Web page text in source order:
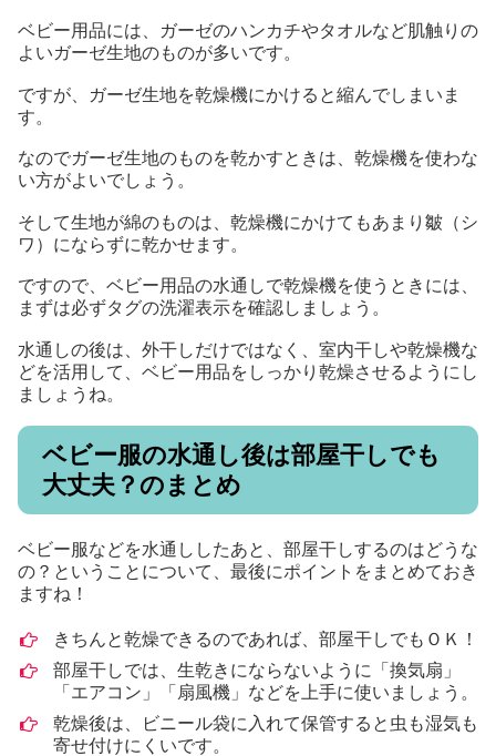
ベビー用品には、ガーゼのハンカチやタオルなど肌触りの
よいガーゼ生地のものが多いです。
ですが、ガーゼ生地を乾燥機にかけると縮んでしまいま
す。
なのでガーゼ生地のものを乾かすときは、乾燥機を使わな
い方がよいでしょう。
そして生地が綿のものは、乾燥機にかけてもあまり皺（シ
ワ）にならずに乾かせます。
ですので、ベビー用品の水通しで乾燥機を使うときには、
まずは必ずタグの洗濯表示を確認しましょう。
水通しの後は、外干しだけではなく、室内干しや乾燥機な
どを活用して、ベビー用品をしっかり乾燥させるようにし
ましょうね。
ベビー服の水通し後は部屋干しでも
大丈夫？のまとめ
ベビー服などを水通ししたあと、部屋干しするのはどうな
の？ということについて、最後にポイントをまとめておき
ますね！
きちんと乾燥できるのであれば、部屋干しでもＯＫ！
部屋干しでは、生乾きにならないように「換気扇」
「エアコン」「扇風機」などを上手に使いましょう。
乾燥後は、ビニール袋に入れて保管すると虫も湿気も
寄せ付けにくいです。